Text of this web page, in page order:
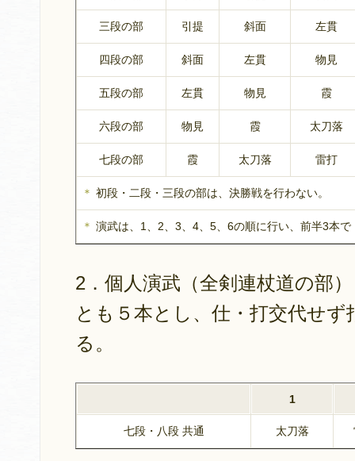
三段の部 引提 斜面 左貫
四段の部 斜面 左貫 物見
五段の部 左貫 物見 霞
六段の部 物見 霞 太刀落
七段の部 霞 太刀落 雷打
＊ 初段・二段・三段の部は、決勝戦を行わない。
＊ 演武は、1、2、3、4、5、6の順に行い、前半3本
2．個人演武（全剣連杖道の部
とも５本とし、仕・打交代せ
る。
1
七段・八段 共通 太刀落